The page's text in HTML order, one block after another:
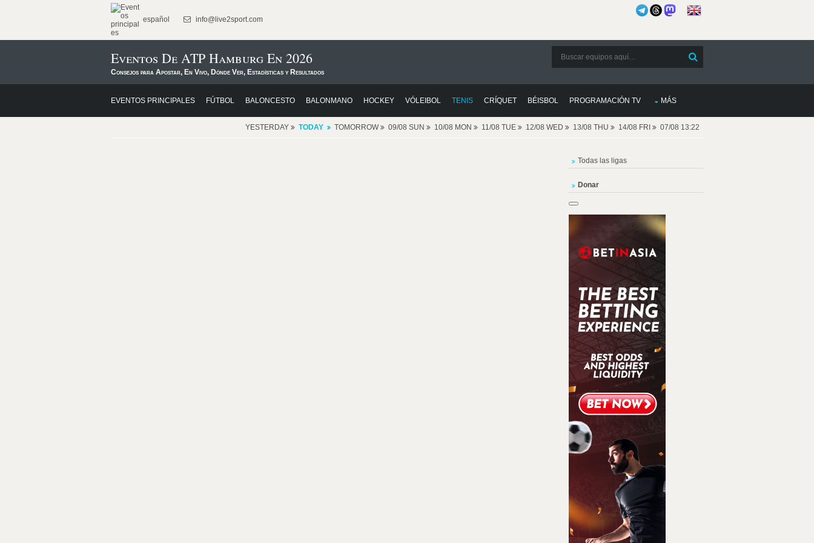
español info@live2sport.com
Eventos De ATP Hamburg En 2026
Consejos para Apostar, En Vivo, Dónde Ver, Estadísticas y Resultados
EVENTOS PRINCIPALES FÚTBOL BALONCESTO BALONMANO HOCKEY VÓLEIBOL TENIS CRÍQUET BÉISBOL PROGRAMACIÓN TV MÁS
YESTERDAY TODAY TOMORROW 09/08 SUN 10/08 MON 11/08 TUE 12/08 WED 13/08 THU 14/08 FRI 07/08 13:22
Todas las ligas
Donar